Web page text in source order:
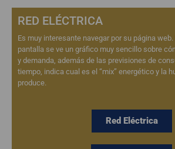
RED ELÉCTRICA
Es muy interesante navegar por su página web.
pantalla se ve un gráfico muy sencillo sobre
y demanda, además de las previsiones de
tiempo, indica cual es el “mix” energético y la
produce.
Red Eléctrica